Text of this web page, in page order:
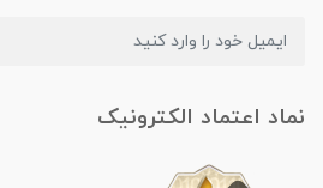
نماد اعتماد الکترونیک